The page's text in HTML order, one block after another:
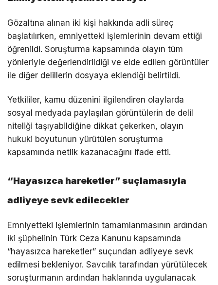
Gözaltına alınan iki kişi hakkında adli süreç
başlatılırken, emniyetteki işlemlerinin devam ettiği
öğrenildi. Soruşturma kapsamında olayın tüm
yönleriyle değerlendirildiği ve elde edilen görüntüler
ile diğer delillerin dosyaya eklendiği belirtildi.
Yetkililer, kamu düzenini ilgilendiren olaylarda
sosyal medyada paylaşılan görüntülerin de delil
niteliği taşıyabildiğine dikkat çekerken, olayın
hukuki boyutunun yürütülen soruşturma
kapsamında netlik kazanacağını ifade etti.
“Hayasızca hareketler” suçlamasıyla
adliyeye sevk edilecekler
Emniyetteki işlemlerinin tamamlanmasının ardından
iki şüphelinin Türk Ceza Kanunu kapsamında
“hayasızca hareketler” suçundan adliyeye sevk
edilmesi bekleniyor. Savcılık tarafından yürütülecek
soruşturmanın ardından haklarında uygulanacak